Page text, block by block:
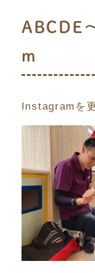
ABCDE
m
Instagramを